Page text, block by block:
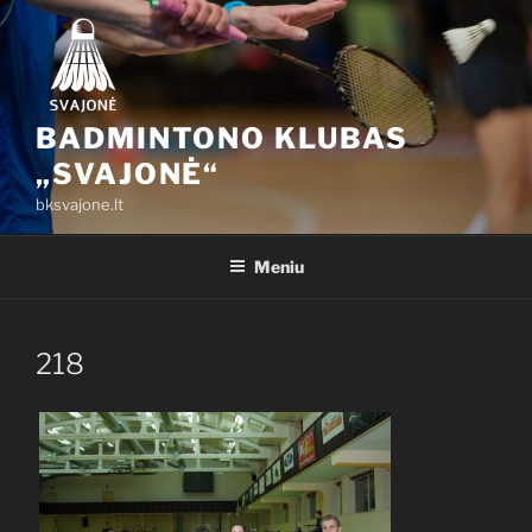
Eiti
prie
turinio
BADMINTONO KLUBAS
„SVAJONĖ“
bksvajone.lt
Meniu
218